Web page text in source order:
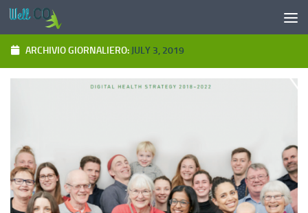
Salta al contenuto
ARCHIVIO GIORNALIERO: JULY 3, 2019